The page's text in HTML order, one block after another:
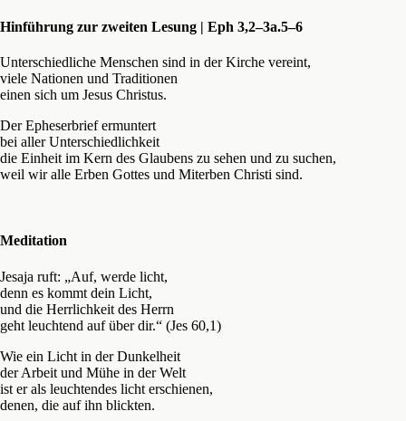
Hinführung zur zweiten Lesung | Eph 3,2–3a.5–6
Unterschiedliche Menschen sind in der Kirche vereint,
viele Nationen und Traditionen
einen sich um Jesus Christus.
Der Epheserbrief ermuntert
bei aller Unterschiedlichkeit
die Einheit im Kern des Glaubens zu sehen und zu suchen,
weil wir alle Erben Gottes und Miterben Christi sind.
Meditation
Jesaja ruft: „Auf, werde licht,
denn es kommt dein Licht,
und die Herrlichkeit des Herrn
geht leuchtend auf über dir.“ (Jes 60,1)
Wie ein Licht in der Dunkelheit
der Arbeit und Mühe in der Welt
ist er als leuchtendes licht erschienen,
denen, die auf ihn blickten.